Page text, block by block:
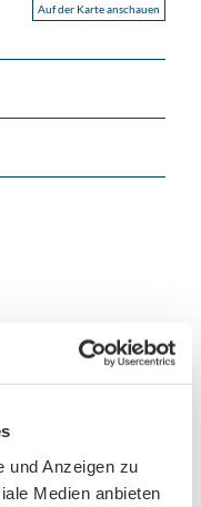
und Anzeigen zu
Medien anbieten
Auf der Karte anschauen